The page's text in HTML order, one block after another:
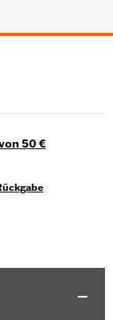
50 €